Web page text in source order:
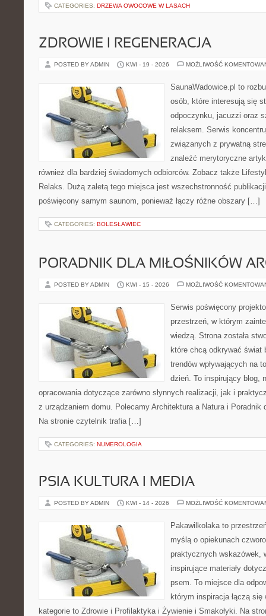
CATEGORIES: DRZEWA OWOCOWE W LASACH
ZDROWIE I REGENERACJA
POSTED BY ADMIN KWI - 19 - 2026 MOŻLIWOŚĆ
SaunaWadowice.pl to
osób, które interesują się
odpoczynku, jacuzzi oraz
relaksem. Serwis
związanych z prywatną
znaleźć merytoryczne
również dla bardziej świadomych odbiorców. Zobacz także
Relaks. Dużą zaletą tego miejsca jest wszechstronność
poświęcony samym saunom, ponieważ łączy różne obszary […]
CATEGORIES: BOLESŁAWIEC
PORADNIK DLA MIŁOŚNIKÓW
POSTED BY ADMIN KWI - 15 - 2026 MOŻLIWOŚĆ
Serwis poświęcony
przestrzeń, w którym
wiedzą. Strona została
które chcą odkrywać świat
trendów wpływających na
dzień. To inspirujący blog,
opracowania dotyczące zarówno słynnych realizacji, jak i
z urządzaniem domu. Polecamy Architektura a Natura i Poradnik
Na stronie czytelnik trafia […]
CATEGORIES: NUMEROLOGIA
PSIA KULTURA I MEDIA
POSTED BY ADMIN KWI - 14 - 2026 MOŻLIWOŚĆ
Pakawilkolaka to
myślą o opiekunach
praktycznych wskazówek,
inspirujące materiały
psem. To miejsce dla
którym inspiracja łączą się
kategorie to Zdrowie i Profilaktyka i Żywienie i Smakołyki. Na